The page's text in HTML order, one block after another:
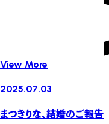
View More
2025.07.03
まつきりな、結婚のご報告